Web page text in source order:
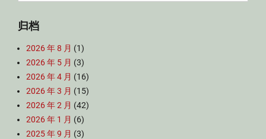
归档
2026 年 8 月 (1)
2026 年 5 月 (3)
2026 年 4 月 (16)
2026 年 3 月 (15)
2026 年 2 月 (42)
2026 年 1 月 (6)
2025 年 9 月 (3)